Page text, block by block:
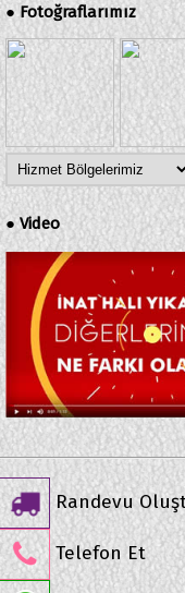
● Fotoğraflarımız
●Video
Randevu
Telefon Et